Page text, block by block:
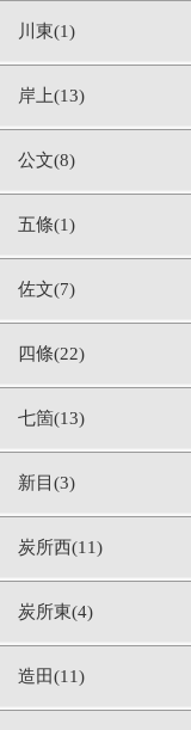
川東(1)
岸上(13)
公文(8)
五條(1)
佐文(7)
四條(22)
七箇(13)
新目(3)
炭所西(11)
炭所東(4)
造田(11)